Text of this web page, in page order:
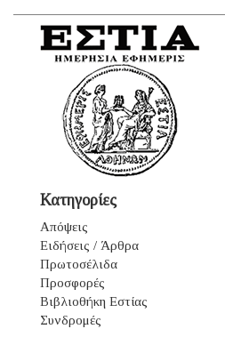
Κατηγορίες
Απόψεις
Ειδήσεις / Άρθρα
Πρωτοσέλιδα
Προσφορές
Βιβλιοθήκη Εστίας
Συνδρομές